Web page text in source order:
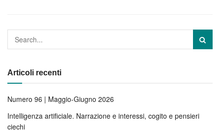
Articoli recenti
Numero 96 | Maggio-Giugno 2026
Intelligenza artificiale. Narrazione e interessi, cogito e pensieri
ciechi